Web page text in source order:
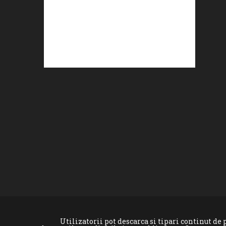
Utilizatorii pot descarca si tipari continut de